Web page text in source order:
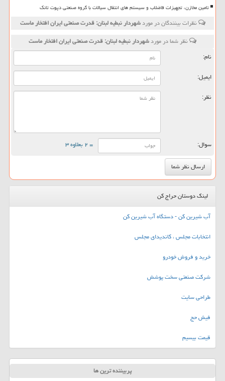
تامین مخازن، تجهیزات فاضلاب و سیستم های انتقال سیالات با گروه صنعتی دپوت تانک
نظرات بینندگان در موردشهردار نبطیه لبنان: قدرت صنعتی ایران افتخار ماست
نظر شما در موردشهردار نبطیه لبنان: قدرت صنعتی ایران افتخار ماست
نام:
ایمیل:
نظر:
سوال: = ۲ بعلاوه ۳
لینک دوستان حراج کن
آب شیرین کن - دستگاه آب شیرین کن
انتخابات مجلس ، کاندیدای مجلس
خرید و فروش خودرو
شرکت صنعتی سخت پوشش
طراحی سایت
فیش حج
قیمت بیسیم
پربیننده ترین ها